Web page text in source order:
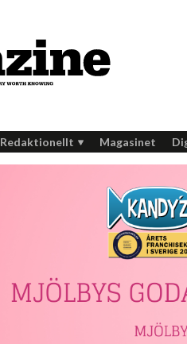
Redaktionellt Magasinet